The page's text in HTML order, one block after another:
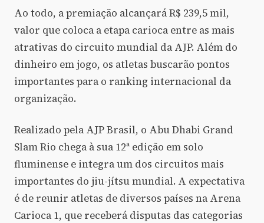
Ao todo, a premiação alcançará R$ 239,5 mil,
valor que coloca a etapa carioca entre as mais
atrativas do circuito mundial da AJP. Além do
dinheiro em jogo, os atletas buscarão pontos
importantes para o ranking internacional da
organização.
Realizado pela AJP Brasil, o Abu Dhabi Grand
Slam Rio chega à sua 12ª edição em solo
fluminense e integra um dos circuitos mais
importantes do jiu-jítsu mundial. A expectativa
é de reunir atletas de diversos países na Arena
Carioca 1, que receberá disputas das categorias